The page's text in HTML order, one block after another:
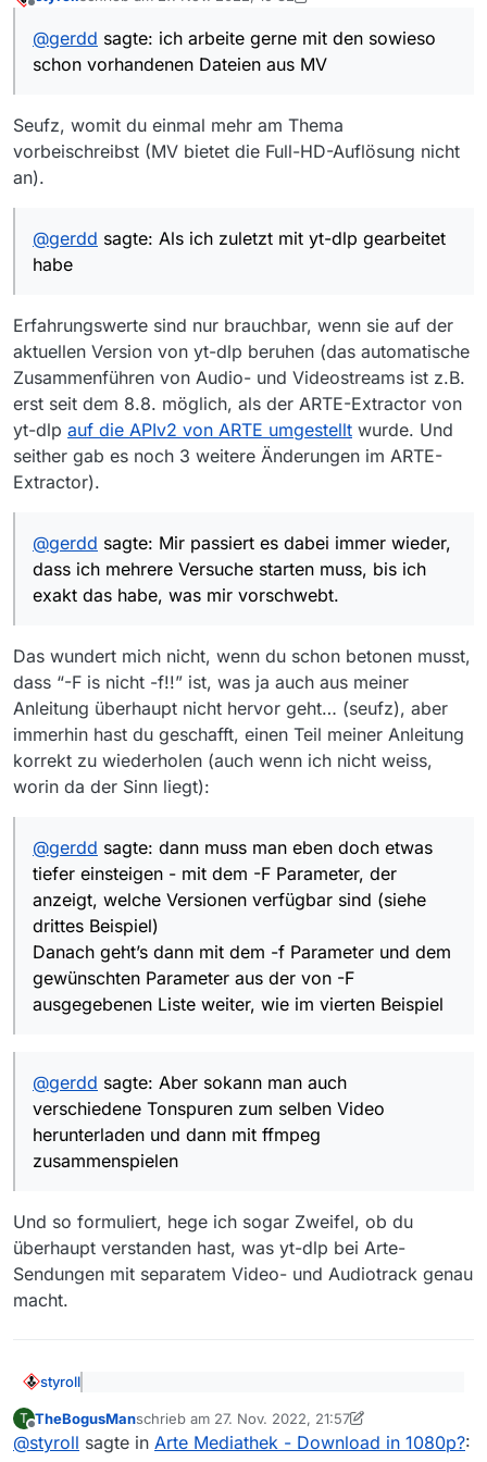
yt-dlp https://www.arte.tv/de/videos/106170-000-
A/katar-gas-und-spiele/
man die nicht braucht, nervt sie schon mal, und dann
muss man eben doch etwas tiefer einsteigen - mit dem
-F Parameter, der anzeigt, welche Versionen verfügbar
Danach geht’s dann mit dem -f Parameter und dem
gewünschten Parameter aus der von -F ausgegebenen
Liste weiter, wie im vierten Beispiel. Mir passiert es
sokann man auch verschiedene Tonspuren zum selben
Video herunterladen und dann mit ffmpeg
In der Dokumentation von yt-dlp findest du auch eine
anbieten.
Parametern wichtig; also: -F is nicht -f!!)
zuletzt editiert von styroll
@gerdd sagte: ich arbeite gerne mit den sowieso
schon vorhandenen Dateien aus MV
Seufz, womit du einmal mehr am Thema
vorbeischreibst (MV bietet die Full-HD-Auflösung nicht
an).
@gerdd sagte: Als ich zuletzt mit yt-dlp gearbeitet
habe
Erfahrungswerte sind nur brauchbar, wenn sie auf der
aktuellen Version von yt-dlp beruhen (das automatische
Zusammenführen von Audio- und Videostreams ist z.B.
erst seit dem 8.8. möglich, als der ARTE-Extractor von
yt-dlp auf die APIv2 von ARTE umgestellt wurde. Und
seither gab es noch 3 weitere Änderungen im ARTE-
Extractor).
@gerdd sagte: Mir passiert es dabei immer wieder,
dass ich mehrere Versuche starten muss, bis ich
exakt das habe, was mir vorschwebt.
Das wundert mich nicht, wenn du schon betonen musst,
dass “-F is nicht -f!!” ist, was ja auch aus meiner
Anleitung überhaupt nicht hervor geht… (seufz), aber
immerhin hast du geschafft, einen Teil meiner Anleitung
korrekt zu wiederholen (auch wenn ich nicht weiss,
worin da der Sinn liegt):
@gerdd sagte: dann muss man eben doch etwas
tiefer einsteigen - mit dem -F Parameter, der
anzeigt, welche Versionen verfügbar sind (siehe
drittes Beispiel)
Danach geht’s dann mit dem -f Parameter und dem
gewünschten Parameter aus der von -F
ausgegebenen Liste weiter, wie im vierten Beispiel
@gerdd sagte: Aber sokann man auch
verschiedene Tonspuren zum selben Video
herunterladen und dann mit ffmpeg
zusammenspielen
Und so formuliert, hege ich sogar Zweifel, ob du
überhaupt verstanden hast, was yt-dlp bei Arte-
Sendungen mit separatem Video- und Audiotrack genau
macht.
styroll
daran versuchen, das ganze Auslesen und
Zusammensetzen der Adressen irgendwie zu
@TheBogusMansagte: Ich gehöre da definitiv
T
Offline
TheBogusManschrieb am 27. Nov. 2022, 21:57
zuletzt editiert von TheBogusMan
@styroll sagte in Arte Mediathek - Download in 1080p?: